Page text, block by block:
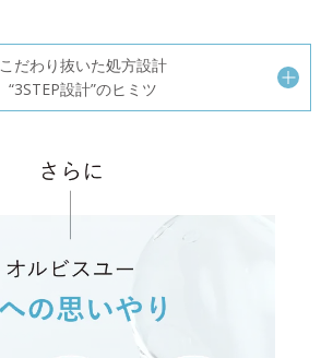
こだわり抜いた処方設計
“3STEP設計”のヒミツ